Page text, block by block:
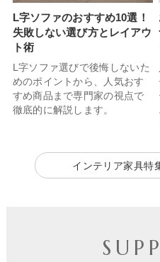
L字ソファのおすすめ10選！
失敗しない選び方とレイアウ
ト術
L字ソファ選びで後悔しないた
めのポイントから、人気おす
すめ商品まで専門家の視点で
徹底的に解説します。
インテリア家具特